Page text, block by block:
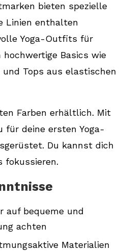
Kleidungsstücken
Yoga-Outfit für
meine Yoga-Kleidung
Accessoires benötige ich
an?
bieten spezielle
Linien enthalten
Yoga-Outfits für
hochwertige Basics wie
Tops aus elastischen
Farben erhältlich. Mit
für deine ersten Yoga-
Du kannst dich
fokussieren.
auf bequeme und
achten
Materialien